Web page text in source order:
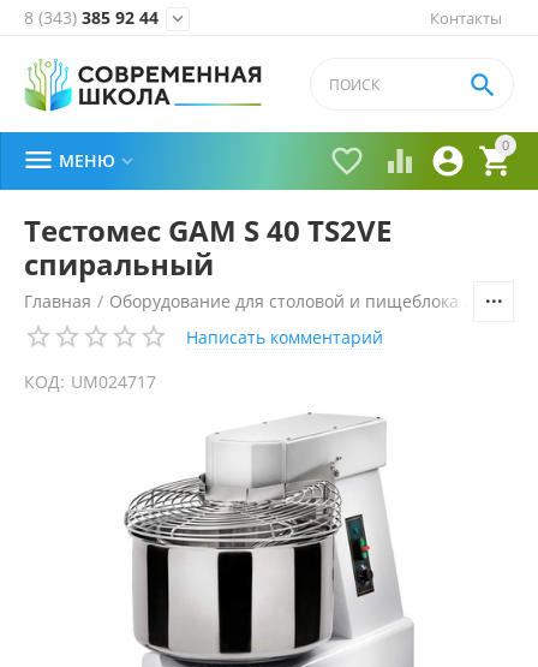
Контакты
8 (343) 385 92 44 
0


 

 МЕНЮ 
Тестомес GAM S 40 TS2VE
спиральный
Главная / Оборудование для столовой и пищеблока
Написать комментарий
КОД: UM024717